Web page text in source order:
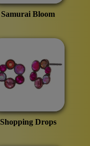
Samurai Bloom
Shopping Drops